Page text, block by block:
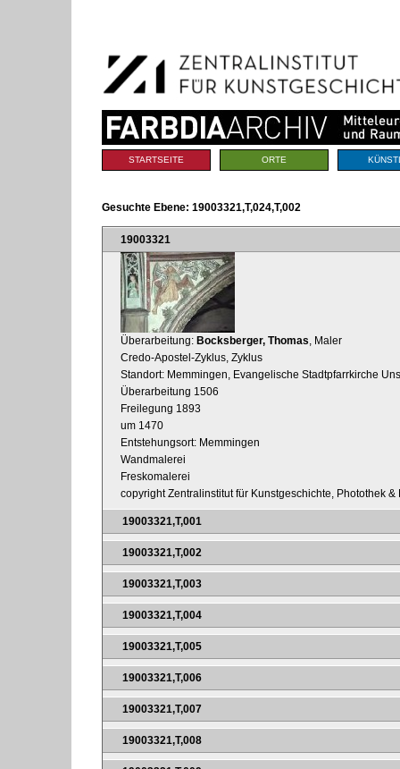
Navigation
Sektionen
STARTSEITE ORTE
Gesuchte Ebene: 19003321,T,024,T,002
19003321
Überarbeitung: Bocksberger, Thomas , Maler
Credo-Apostel-Zyklus, Zyklus
Standort: Memmingen, Evangelische Stadtpfarrkirche
Überarbeitung 1506
Freilegung 1893
um 1470
Entstehungsort: Memmingen
Wandmalerei
Freskomalerei
copyright Zentralinstitut für Kunstgeschichte, Photothek &
19003321,T,001
19003321,T,002
19003321,T,003
19003321,T,004
19003321,T,005
19003321,T,006
19003321,T,007
19003321,T,008